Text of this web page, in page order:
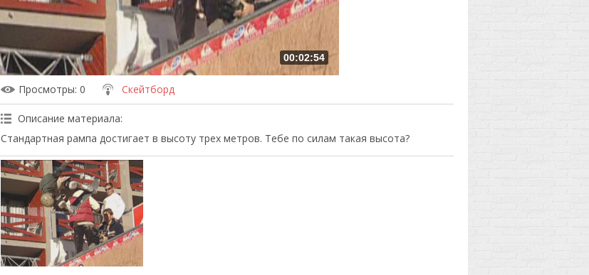
00:02:54
Просмотры: 0 Скейтборд
Описание материала:
Стандартная рампа достигает в высоту трех метров. Тебе по силам такая высота?